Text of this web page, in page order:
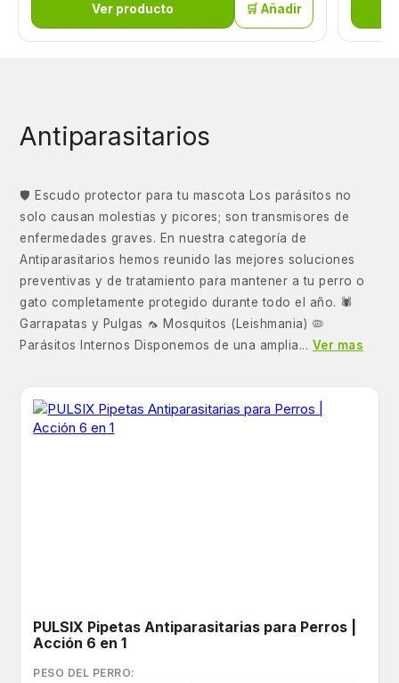
Ver producto 🛒 Añadir
Antiparasitarios
🛡️ Escudo protector para tu mascota Los parásitos no
solo causan molestias y picores; son transmisores de
enfermedades graves. En nuestra categoría de
Antiparasitarios hemos reunido las mejores soluciones
preventivas y de tratamiento para mantener a tu perro o
gato completamente protegido durante todo el año. 🕷️
Garrapatas y Pulgas 🦟 Mosquitos (Leishmania) 🦠
Parásitos Internos Disponemos de una amplia... Ver mas
PULSIX Pipetas Antiparasitarias para Perros |
Acción 6 en 1
PESO DEL PERRO: